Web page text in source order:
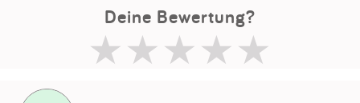
Deine Bewertung?